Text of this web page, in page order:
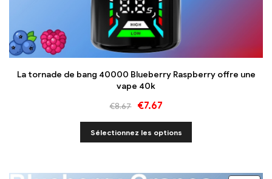
La tornade de bang 40000 Blueberry Raspberry offre une
vape 40k
€8.67 €7.67
Sélectionnez les options